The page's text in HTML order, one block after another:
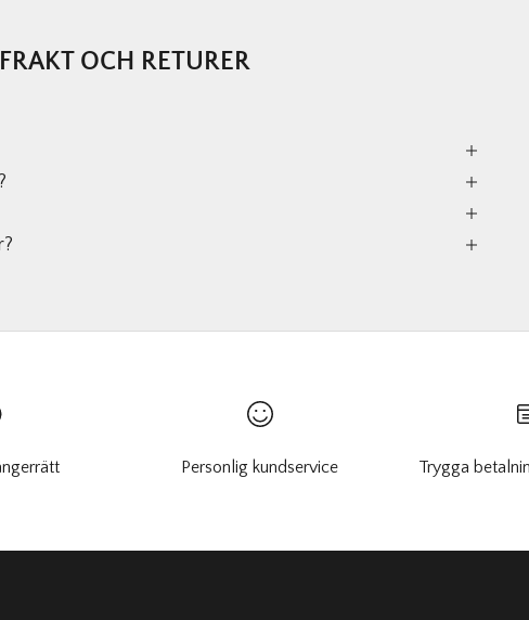
FRAKT OCH RETURER
Personlig kundservice Trygga
Sign up to receive 10% off your first order and